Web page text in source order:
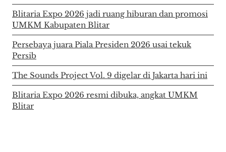
Blitaria Expo 2026 jadi ruang hiburan dan promosi
UMKM Kabupaten Blitar
Persebaya juara Piala Presiden 2026 usai tekuk
Persib
The Sounds Project Vol. 9 digelar di Jakarta hari ini
Blitaria Expo 2026 resmi dibuka, angkat UMKM
Blitar